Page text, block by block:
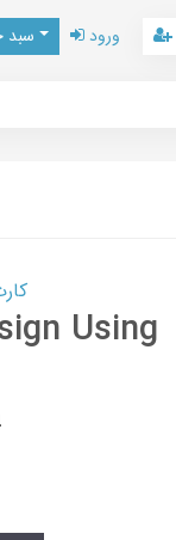
سبد ورود
کارت
Using